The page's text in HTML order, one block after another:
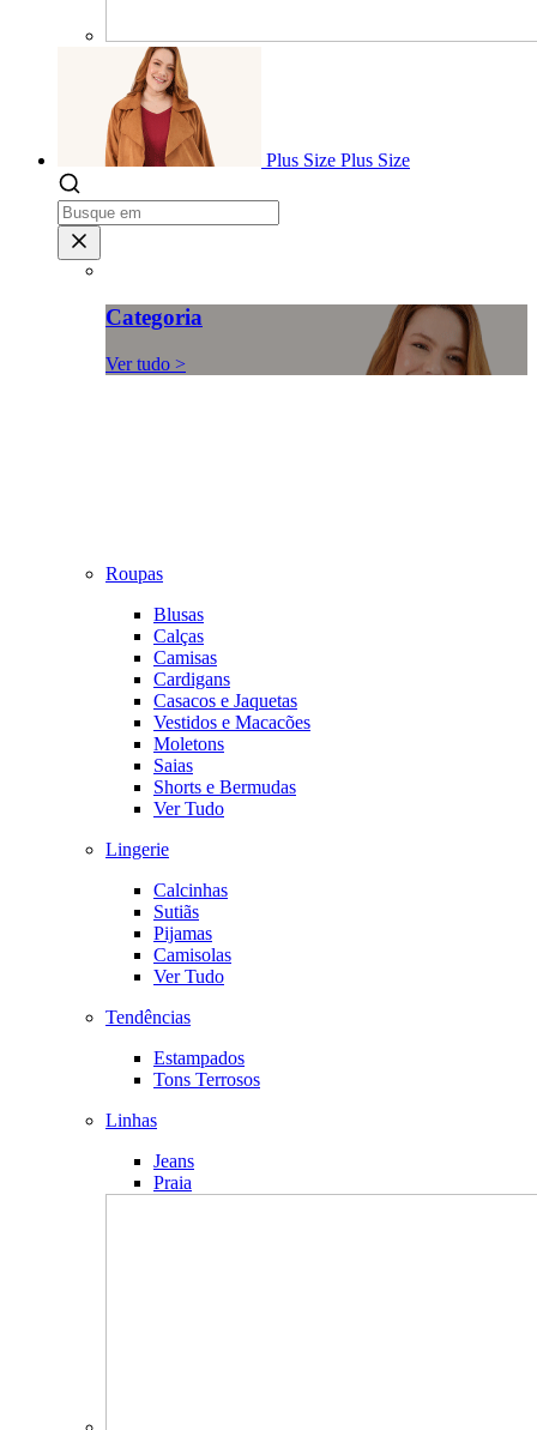
Plus Size Plus Size
Categoria
Ver tudo >
Roupas
Blusas
Calças
Camisas
Cardigans
Casacos e Jaquetas
Vestidos e Macacões
Moletons
Saias
Shorts e Bermudas
Ver Tudo
Lingerie
Calcinhas
Sutiãs
Pijamas
Camisolas
Ver Tudo
Tendências
Estampados
Tons Terrosos
Linhas
Jeans
Praia